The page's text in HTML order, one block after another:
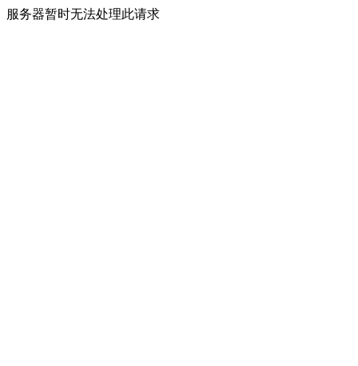
服务器暂时无法处理此请求